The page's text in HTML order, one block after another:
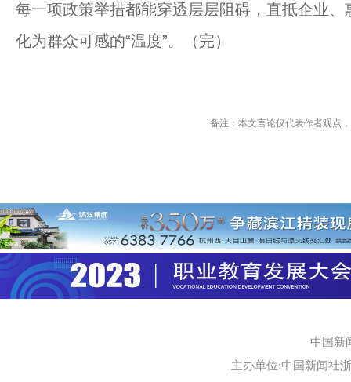
每一项政策举措都能穿透层层阻碍，直抵企业、
化为群众可感的“温度”。（完）
备注：本文言论仅代表作者观点
中国新
主办单位:中国新闻社